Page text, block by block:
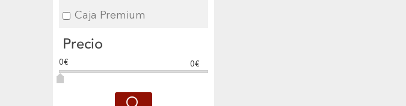
Caja Premium
Precio
0€ 0€